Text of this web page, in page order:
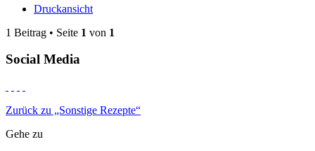
Druckansicht
1 Beitrag • Seite 1 von 1
Social Media
Zurück zu „Sonstige Rezepte“
Gehe zu